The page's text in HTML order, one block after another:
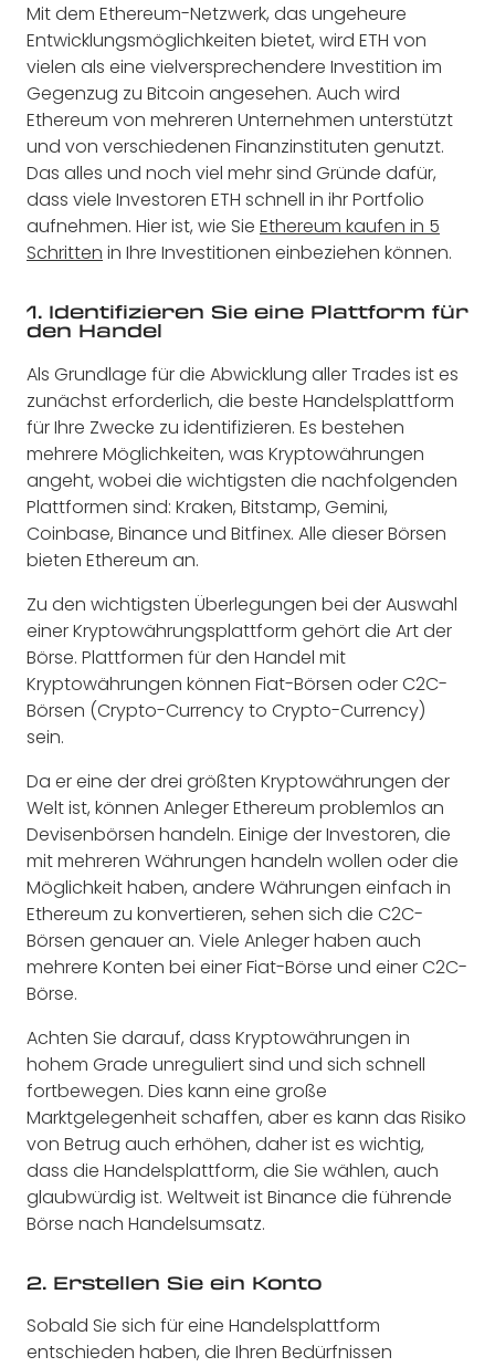
Mit dem Ethereum-Netzwerk, das ungeheure
Entwicklungsmöglichkeiten bietet, wird ETH von
vielen als eine vielversprechendere Investition im
Gegenzug zu Bitcoin angesehen. Auch wird
Ethereum von mehreren Unternehmen unterstützt
und von verschiedenen Finanzinstituten genutzt.
Das alles und noch viel mehr sind Gründe dafür,
dass viele Investoren ETH schnell in ihr Portfolio
aufnehmen. Hier ist, wie Sie Ethereum kaufen in 5
Schritten in Ihre Investitionen einbeziehen können.
1. Identifizieren Sie eine Plattform für
den Handel
Als Grundlage für die Abwicklung aller Trades ist es
zunächst erforderlich, die beste Handelsplattform
für Ihre Zwecke zu identifizieren. Es bestehen
mehrere Möglichkeiten, was Kryptowährungen
angeht, wobei die wichtigsten die nachfolgenden
Plattformen sind: Kraken, Bitstamp, Gemini,
Coinbase, Binance und Bitfinex. Alle dieser Börsen
bieten Ethereum an.
Zu den wichtigsten Überlegungen bei der Auswahl
einer Kryptowährungsplattform gehört die Art der
Börse. Plattformen für den Handel mit
Kryptowährungen können Fiat-Börsen oder C2C-
Börsen (Crypto-Currency to Crypto-Currency)
sein.
Da er eine der drei größten Kryptowährungen der
Welt ist, können Anleger Ethereum problemlos an
Devisenbörsen handeln. Einige der Investoren, die
mit mehreren Währungen handeln wollen oder die
Möglichkeit haben, andere Währungen einfach in
Ethereum zu konvertieren, sehen sich die C2C-
Börsen genauer an. Viele Anleger haben auch
mehrere Konten bei einer Fiat-Börse und einer C2C-
Börse.
Achten Sie darauf, dass Kryptowährungen in
hohem Grade unreguliert sind und sich schnell
fortbewegen. Dies kann eine große
Marktgelegenheit schaffen, aber es kann das Risiko
von Betrug auch erhöhen, daher ist es wichtig,
dass die Handelsplattform, die Sie wählen, auch
glaubwürdig ist. Weltweit ist Binance die führende
Börse nach Handelsumsatz.
2. Erstellen Sie ein Konto
Sobald Sie sich für eine Handelsplattform
entschieden haben, die Ihren Bedürfnissen